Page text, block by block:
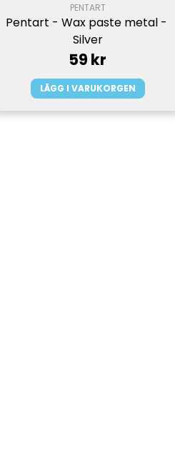
PENTART
Pentart - Wax paste metal -
Silver
59 kr
LÄGG I VARUKORGEN